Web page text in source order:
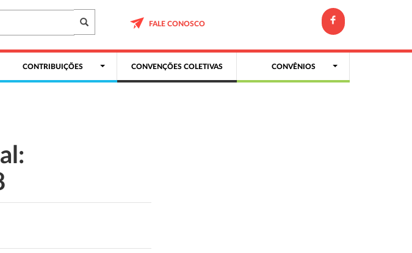
FALE CONOSCO
CONTRIBUIÇÕES CONVENÇÕES COLETIVAS CONVÊNIOS